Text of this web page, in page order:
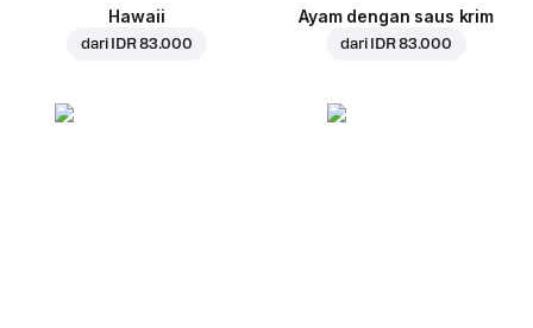
Hawaii
dari IDR 83.000
Ayam dengan saus krim
dari IDR 83.000